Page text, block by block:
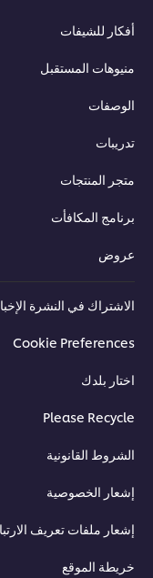
أفكار للشيفات
منيوهات المستقبل
الوصفات
تدريبات
متجر المنتجات
برنامج المكافأت
عروض
الاشتراك في النشرة
Cookie Preferences
اختار بلدك
Please Recycle
الشروط القانونية
إشعار الخصوصية
إشعار ملفات تعريف الارتباط
خريطة الموقع